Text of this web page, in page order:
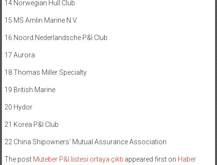
14 Norwegian Hull Club
15 MS Amlin Marine N.V.
16 Noord Nederlandsche P&I Club
17 Aurora
18 Thomas Miller Specialty
19 British Marine
20 Hydor
21 Korea P&I Club
22 China Shipowners’ Mutual Assurance Association
The post Muteber P&I listesi ortaya çıktı appeared first on Haber